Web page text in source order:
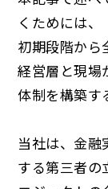
くためには、
初期段階から
経営層と現場
体制を構築す
当社は、金
する第三者の